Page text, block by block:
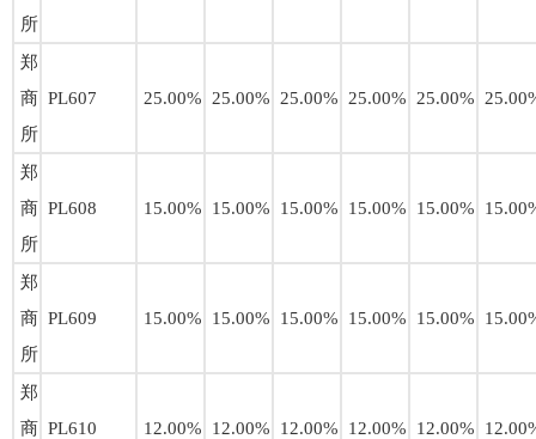
所
郑
商
所
PL607 25.00% 25.00% 25.00% 25.00% 25.00%
郑
商
所
PL608 15.00% 15.00% 15.00% 15.00% 15.00%
郑
商
所
PL609 15.00% 15.00% 15.00% 15.00% 15.00%
郑
商 PL610 12.00% 12.00% 12.00% 12.00% 12.00%